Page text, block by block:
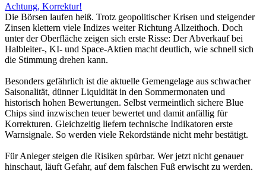
Achtung, Korrektur!
Die Börsen laufen heiß. Trotz geopolitischer Krisen und steigender
Zinsen klettern viele Indizes weiter Richtung Allzeithoch. Doch
unter der Oberfläche zeigen sich erste Risse: Der Abverkauf bei
Halbleiter-, KI- und Space-Aktien macht deutlich, wie schnell sich
die Stimmung drehen kann.
Besonders gefährlich ist die aktuelle Gemengelage aus schwacher
Saisonalität, dünner Liquidität in den Sommermonaten und
historisch hohen Bewertungen. Selbst vermeintlich sichere Blue
Chips sind inzwischen teuer bewertet und damit anfällig für
Korrekturen. Gleichzeitig liefern technische Indikatoren erste
Warnsignale. So werden viele Rekordstände nicht mehr bestätigt.
Für Anleger steigen die Risiken spürbar. Wer jetzt nicht genauer
hinschaut, läuft Gefahr, auf dem falschen Fuß erwischt zu werden.